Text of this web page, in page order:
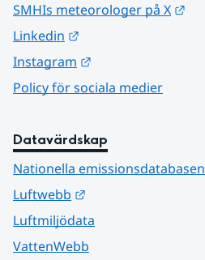
SMHIs meteorologer på X
Linkedin
Instagram
Policy för sociala medier
Datavärdskap
Nationella emissionsdatabasen
Luftwebb
Luftmiljödata
VattenWebb